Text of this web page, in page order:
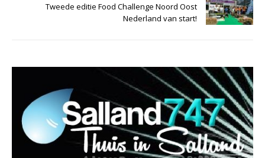
Tweede editie Food Challenge Noord Oost
Nederland van start!